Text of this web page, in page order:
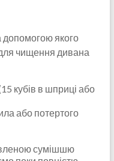
допомогою якого
чищення дивана
кубів в шприці або
або потертого
сумішшю